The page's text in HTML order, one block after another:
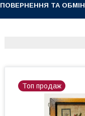
ПОВЕРНЕННЯ ТА ОБМІН
Топ продаж